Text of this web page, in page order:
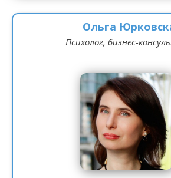
Ольга
Психолог, бизнес-